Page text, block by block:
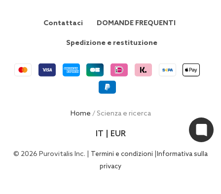
Contattaci DOMANDE FREQUENTI
Spedizione e restituzione
Home / Scienza e ricerca
IT | EUR
© 2026 Purovitalis Inc. | Termini e condizioni
Informativa sulla
privacy